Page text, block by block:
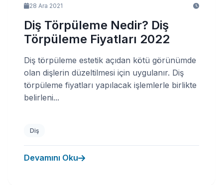
28 Ara 2021
Diş Törpüleme Nedir? Diş
Törpüleme Fiyatları 2022
Diş törpüleme estetik açıdan kötü görünümde
olan dişlerin düzeltilmesi için uygulanır. Diş
törpüleme fiyatları yapılacak işlemlerle birlikte
belirleni...
Diş
Devamını Oku